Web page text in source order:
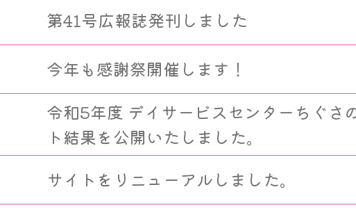
第41号広報誌発刊しました
今年も感謝祭開催します！
令和5年度 デイサービスセンターちぐさ
ト結果を公開いたしました。
サイトをリニューアルしました。